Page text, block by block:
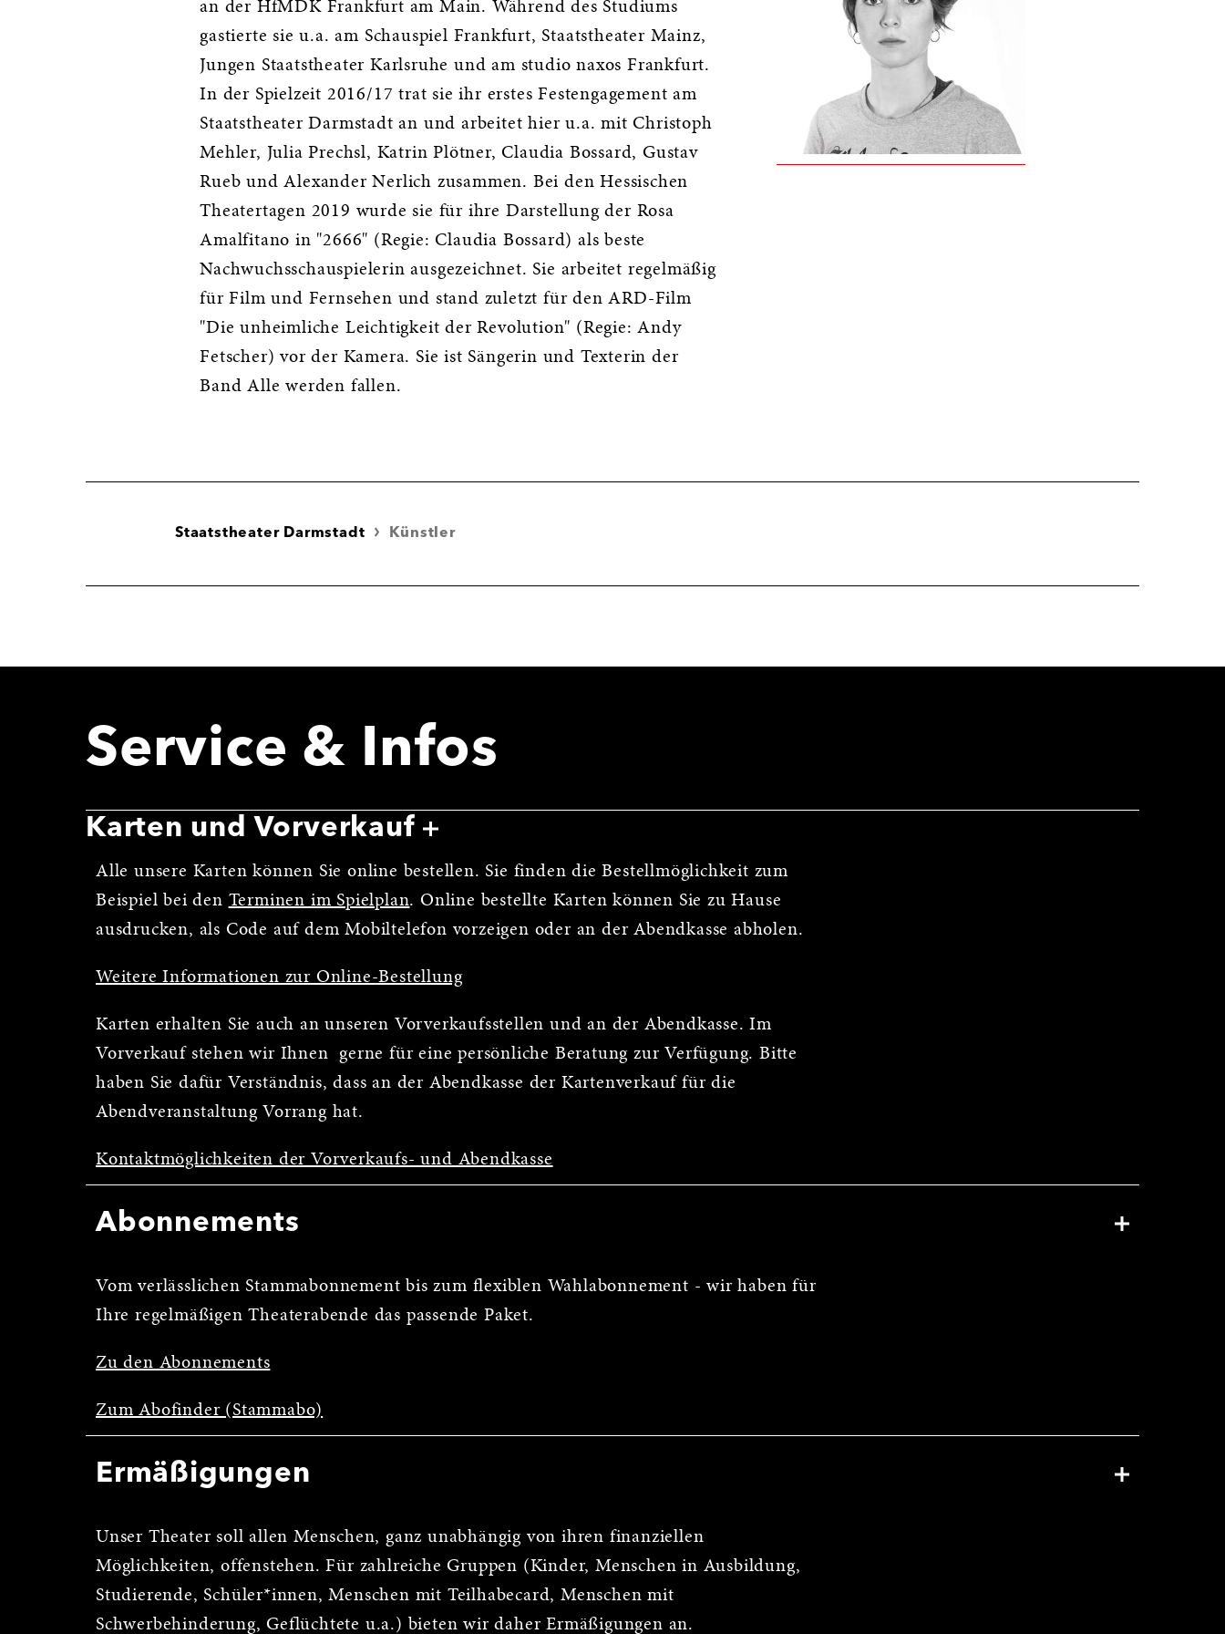
an der HfMDK Frankfurt am Main. Während des Studiums
gastierte sie u.a. am Schauspiel Frankfurt, Staatstheater Mainz,
Jungen Staatstheater Karlsruhe und am studio naxos Frankfurt.
In der Spielzeit 2016/17 trat sie ihr erstes Festengagement am
Staatstheater Darmstadt an und arbeitet hier u.a. mit Christoph
Mehler, Julia Prechsl, Katrin Plötner, Claudia Bossard, Gustav
Rueb und Alexander Nerlich zusammen. Bei den Hessischen
Theatertagen 2019 wurde sie für ihre Darstellung der Rosa
Amalfitano in "2666" (Regie: Claudia Bossard) als beste
Nachwuchsschauspielerin ausgezeichnet. Sie arbeitet regelmäßig
für Film und Fernsehen und stand zuletzt für den ARD-Film
"Die unheimliche Leichtigkeit der Revolution" (Regie: Andy
Fetscher) vor der Kamera. Sie ist Sängerin und Texterin der
Band Alle werden fallen.
Staatstheater Darmstadt Künstler
Service & Infos
Karten und Vorverkauf
Alle unsere Karten können Sie online bestellen. Sie finden die Bestellmöglichkeit zum
Beispiel bei den Terminen im Spielplan. Online bestellte Karten können Sie zu Hause
ausdrucken, als Code auf dem Mobiltelefon vorzeigen oder an der Abendkasse abholen.
Weitere Informationen zur Online-Bestellung
Karten erhalten Sie auch an unseren Vorverkaufsstellen und an der Abendkasse. Im
Vorverkauf stehen wir Ihnen gerne für eine persönliche Beratung zur Verfügung. Bitte
haben Sie dafür Verständnis, dass an der Abendkasse der Kartenverkauf für die
Abendveranstaltung Vorrang hat.
Kontaktmöglichkeiten der Vorverkaufs- und Abendkasse
Abonnements
Vom verlässlichen Stammabonnement bis zum flexiblen Wahlabonnement - wir haben für
Ihre regelmäßigen Theaterabende das passende Paket.
Zu den Abonnements
Zum Abofinder (Stammabo)
Ermäßigungen
Unser Theater soll allen Menschen, ganz unabhängig von ihren finanziellen
Möglichkeiten, offenstehen. Für zahlreiche Gruppen (Kinder, Menschen in Ausbildung,
Studierende, Schüler*innen, Menschen mit Teilhabecard, Menschen mit
Schwerbehinderung, Geflüchtete u.a.) bieten wir daher Ermäßigungen an.